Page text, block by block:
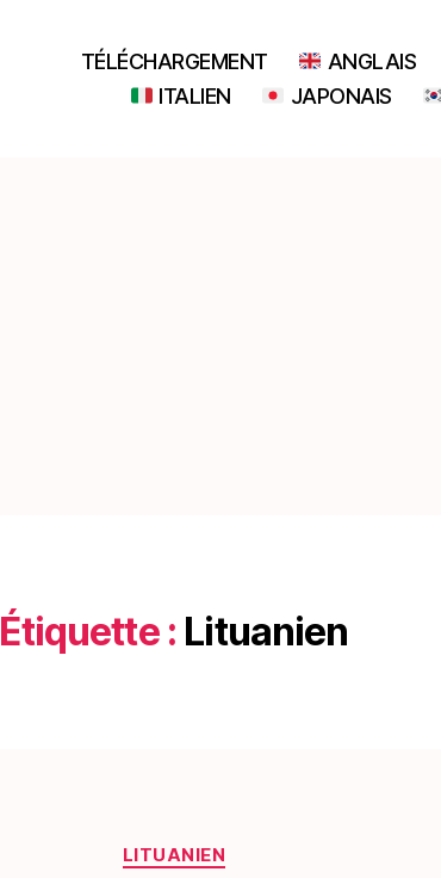
TÉLÉCHARGEMENT ANGLAIS
ITALIEN
JAPONAIS
Étiquette : Lituanien
Catégories
LITUANIEN